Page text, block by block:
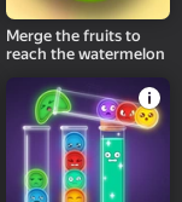
Merge the fruits to
reach the watermelon